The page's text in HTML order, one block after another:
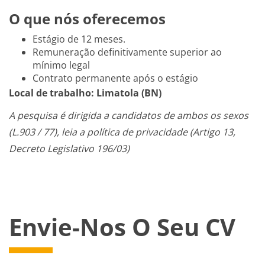
O que nós oferecemos
Estágio de 12 meses.
Remuneração definitivamente superior ao
mínimo legal
Contrato permanente após o estágio
Local de trabalho: Limatola (BN)
A pesquisa é dirigida a candidatos de ambos os sexos
(L.903 / 77), leia a política de privacidade (Artigo 13,
Decreto Legislativo 196/03)
Envie-Nos O Seu CV